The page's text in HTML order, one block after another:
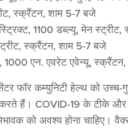
स्क्रैंटन, शाम 5-7 बजे
1100 डब्ल्यू. मेन
स्क्रैंटन, शाम 5-7 बजे
एन. एवरेट एवेन्यू,
फॉर कम्युनिटी हेल्थ को उच्च-
करते हैं। COVID-19 के टीके
को अवश्य होना चाहिए।